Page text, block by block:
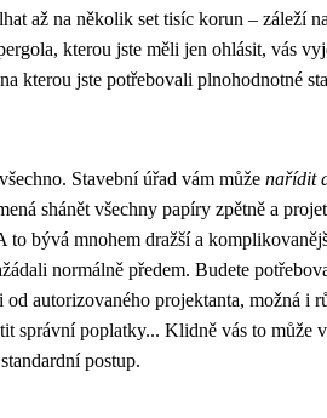
až na několik set tisíc korun – záleží
kterou jste měli jen ohlásit, vás
kterou jste potřebovali plnohodnotné
Stavební úřad vám může nařídit
shánět všechny papíry zpětně a
to bývá mnohem dražší a
normálně předem. Budete
autorizovaného projektanta, možná i
správní poplatky... Klidně vás to může
postup.